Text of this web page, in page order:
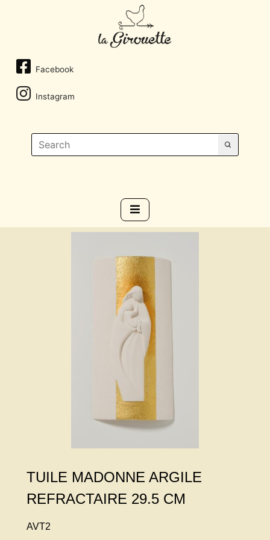
Facebook
Instagram
TUILE MADONNE ARGILE
REFRACTAIRE 29.5 CM
AVT2